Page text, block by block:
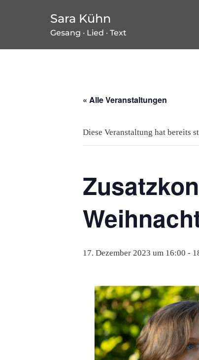
Sara Kühn
Gesang · Lied · Text
« Alle Veranstaltungen
Diese Veranstaltung hat bereits
17. Dezember 2023 um 16:00 -